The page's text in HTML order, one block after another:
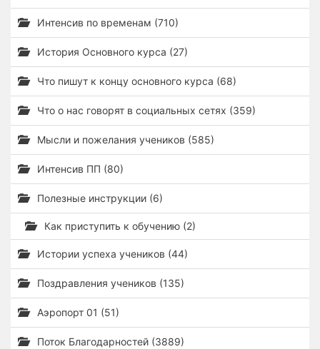
Интенсив по временам (710)
История Основного курса (27)
Что пишут к концу основного курса (68)
Что о нас говорят в социальных сетях (359)
Мысли и пожелания учеников (585)
Интенсив ПП (80)
Полезные инструкции (6)
Как приступить к обучению (2)
Истории успеха учеников (44)
Поздравления учеников (135)
Аэропорт 01 (51)
Поток Благодарностей (3889)